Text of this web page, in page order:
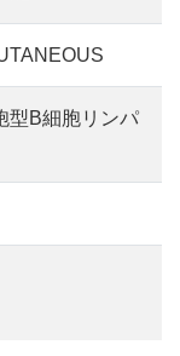
型B細胞リンパ